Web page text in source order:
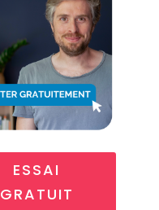
ESSAI
GRATUIT